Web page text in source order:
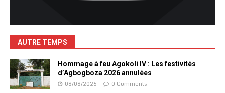
AUTRE TEMPS
Hommage à feu Agokoli IV : Les festivités
d’Agbogboza 2026 annulées
08/08/2026 0 Comments